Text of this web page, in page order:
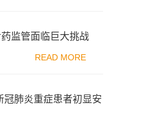
药监管面临巨大挑战
READ MORE
冠肺炎重症患者初显安